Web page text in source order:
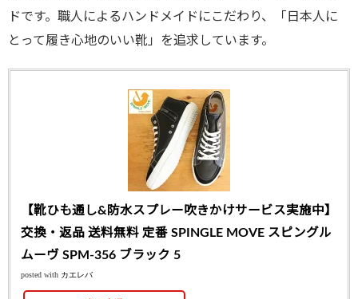
ドです。職人によるハンドメイドにこだわり、「日本人に
とって履き心地のいい靴」を追求しています。
【靴ひも通し&防水スプレー吹きかけサービス実施中】
交換・返品 送料無料 定番 SPINGLE MOVE スピングル
ムーヴ SPM-356 ブラック 5
posted with カエレバ